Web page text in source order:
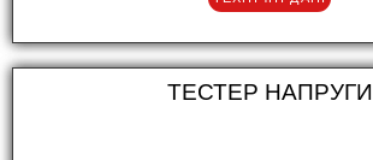
ТЕСТЕР НАПРУГИ